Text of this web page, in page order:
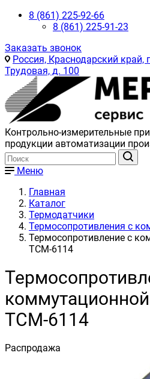
8 (861) 225-92-66
8 (861) 225-91-23
Заказать звонок
Россия, Краснодарский край,
Трудовая, д. 100
Контрольно-измерительные
продукции автоматизации
Меню
Главная
Каталог
Термодатчики
Термосопротивления с
Термосопротивление с
ТСМ-6114
ТСМ-6114
Распродажа